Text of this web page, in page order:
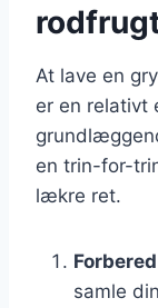
At lave en
er en relativt
en trin-for-
lækre ret.
samle